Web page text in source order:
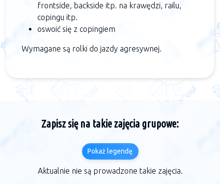
frontside, backside itp. na krawędzi, railu,
copingu itp.
oswoić się z copingiem
Wymagane są rolki do jazdy agresywnej.
Zapisz się na takie zajęcia grupowe:
Pokaż legendę
Aktualnie nie są prowadzone takie zajęcia.